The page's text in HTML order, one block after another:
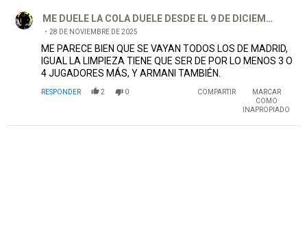
ME DUELE LA COLA DUELE DESDE EL 9 DE DICIEMBRE
28 DE NOVIEMBRE DE 2025
ME PARECE BIEN QUE SE VAYAN TODOS LOS DE MADRID,
IGUAL LA LIMPIEZA TIENE QUE SER DE POR LO MENOS 3 O
4 JUGADORES MÁS, Y ARMANI TAMBIÉN.
RESPONDER 2 0 COMPARTIR
MARCAR
COMO
INAPROPIADO